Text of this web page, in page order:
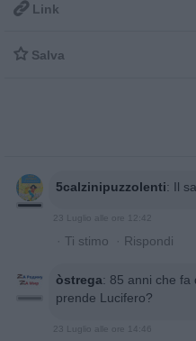
 Link
 Salva
5calzinipuzzolenti: Il
23 Luglio alle ore 12:42
· Ti stimo · Rispondi
òstrega: 85 anni che fa
prende Lucifero?
23 Luglio alle ore 14:46